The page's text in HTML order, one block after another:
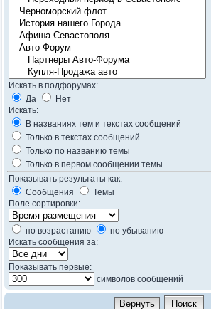
Искать в подфорумах:
Да
Нет
Искать:
В названиях тем и текстах сообщений
Только в текстах сообщений
Только по названию темы
Только в первом сообщении темы
Показывать результаты как:
Сообщения
Темы
Поле сортировки:
по возрастанию
по убыванию
Искать сообщения за:
Показывать первые:
символов сообщений